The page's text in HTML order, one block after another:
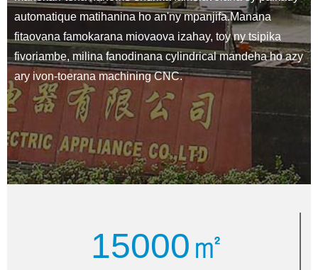
automatique matihanina ho an'ny mpanjifa.Manana
fitaovana famokarana miovaova izahay, toy ny tsipika
fivoriambe, milina fanodinana cylindrical mandeha ho azy
ary ivon-toerana machining CNC.
15000㎡